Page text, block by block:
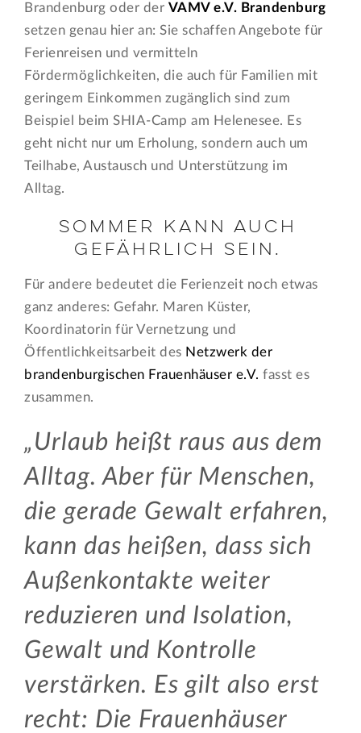
Brandenburg oder der VAMV e.V. Brandenburg
setzen genau hier an: Sie schaffen Angebote für
Ferienreisen und vermitteln
Fördermöglichkeiten, die auch für Familien mit
geringem Einkommen zugänglich sind zum
Beispiel beim SHIA-Camp am Helenesee. Es
geht nicht nur um Erholung, sondern auch um
Teilhabe, Austausch und Unterstützung im
Alltag.
Sommer kann auch
gefährlich sein.
Für andere bedeutet die Ferienzeit noch etwas
ganz anderes: Gefahr. Maren Küster,
Koordinatorin für Vernetzung und
Öffentlichkeitsarbeit des Netzwerk der
brandenburgischen Frauenhäuser e.V. fasst es
zusammen.
Urlaub heißt raus aus dem
Alltag. Aber für Menschen,
die gerade Gewalt erfahren,
kann das heißen, dass sich
Außenkontakte weiter
reduzieren und Isolation,
Gewalt und Kontrolle
verstärken. Es gilt also erst
recht: Die Frauenhäuser